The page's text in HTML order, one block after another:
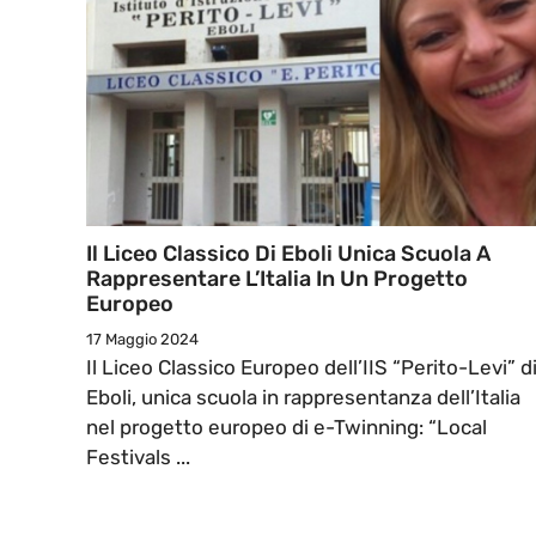
Il Liceo Classico Di Eboli Unica Scuola A
Rappresentare L’Italia In Un Progetto
Europeo
17 Maggio 2024
Il Liceo Classico Europeo dell’IIS “Perito-Levi” di
Eboli, unica scuola in rappresentanza dell’Italia
nel progetto europeo di e-Twinning: “Local
Festivals ...